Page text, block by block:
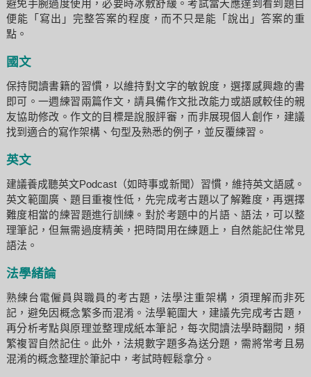
避免手腕過度使用，必要時冰敷舒緩。考試當天應達到看到題目
便能「寫出」完整答案的程度，而不只是能「說出」答案的重
點。
國文
保持閱讀書籍的習慣，以維持對文字的敏銳度，選擇感興趣的書
即可。一週練習兩篇作文，請具備作文批改能力或語感較佳的親
友協助修改。作文的目標是說服評審，而非展現個人創作，建議
找到適合的寫作架構、句型及熟悉的例子，並反覆練習。
英文
建議養成聽英文Podcast（如時事或新聞）習慣，維持英文語感。
英文範圍廣、題目重複性低，先完成考古題以了解難度，再選擇
難度相當的練習題進行訓練。對於考題中的片語、語法，可以整
理筆記，但無需過度精美，把時間用在練題上，自然能記住常見
語法。
法學緒論
熟練台電僱員與職員的考古題，法學注重架構，須理解而非死
記，避免因概念繁多而混淆。法學範圍大，建議先完成考古題，
再分析考點與原理並整理成紙本筆記，每次閱讀法學時翻閱，頻
繁複習自然記住。此外，法規數字題多為送分題，需將常考且易
混淆的概念整理於筆記中，考試時輕鬆拿分。